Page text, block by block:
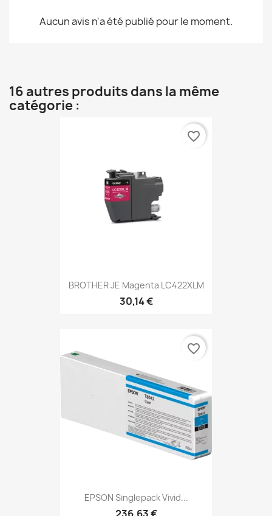
Aucun avis n'a été publié pour le moment.
16 autres produits dans la même
catégorie :
BROTHER JE Magenta LC422XLM
30,14 €
favorite_border
EPSON Singlepack Vivid...
236,63 €
favorite_border